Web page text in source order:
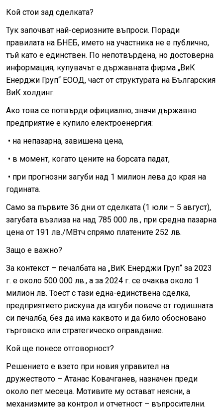
Кой стои зад сделката?
Тук започват най-сериозните въпроси. Поради
правилата на БНЕБ, името на участника не е публично,
тъй като е единствен. По непотвърдена, но достоверна
информация, купувачът е държавната фирма „ВиК
Енерджи Груп“ ЕООД, част от структурата на Българския
ВиК холдинг.
Ако това се потвърди официално, значи държавно
предприятие е купило електроенергия:
• на непазарна, завишена цена,
• в момент, когато цените на борсата падат,
• при прогнозни загуби над 1 милион лева до края на
годината.
Само за първите 36 дни от сделката (1 юли – 5 август),
загубата възлиза на над 785 000 лв., при средна пазарна
цена от 191 лв./МВтч спрямо платените 252 лв.
Защо е важно?
За контекст – печалбата на „ВиК Енерджи Груп“ за 2023
г. е около 500 000 лв., а за 2024 г. се очаква около 1
милион лв. Тоест с тази една-единствена сделка,
предприятието рискува да изгуби повече от годишната
си печалба, без да има каквото и да било обосновано
търговско или стратегическо оправдание.
Кой ще понесе отговорност?
Решението е взето при новия управител на
дружеството – Атанас Ковачганев, назначен преди
около пет месеца. Мотивите му остават неясни, а
механизмите за контрол и отчетност – въпросителни.